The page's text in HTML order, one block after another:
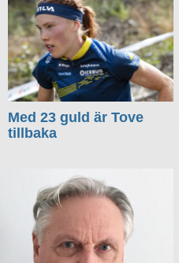
Med 23 guld är Tove
tillbaka